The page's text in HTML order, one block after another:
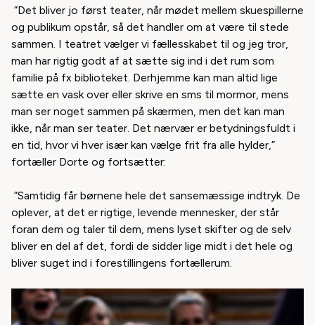
”Det bliver jo først teater, når mødet mellem skuespillerne
og publikum opstår, så det handler om at være til stede
sammen. I teatret vælger vi fællesskabet til og jeg tror,
man har rigtig godt af at sætte sig ind i det rum som
familie på fx biblioteket. Derhjemme kan man altid lige
sætte en vask over eller skrive en sms til mormor, mens
man ser noget sammen på skærmen, men det kan man
ikke, når man ser teater. Det nærvær er betydningsfuldt i
en tid, hvor vi hver især kan vælge frit fra alle hylder,”
fortæller Dorte og fortsætter:
”Samtidig får børnene hele det sansemæssige indtryk. De
oplever, at det er rigtige, levende mennesker, der står
foran dem og taler til dem, mens lyset skifter og de selv
bliver en del af det, fordi de sidder lige midt i det hele og
bliver suget ind i forestillingens fortællerum.